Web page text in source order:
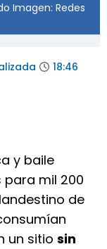
Imagen: Redes
18:46
y baile
para mil 200
de
un sitio sin